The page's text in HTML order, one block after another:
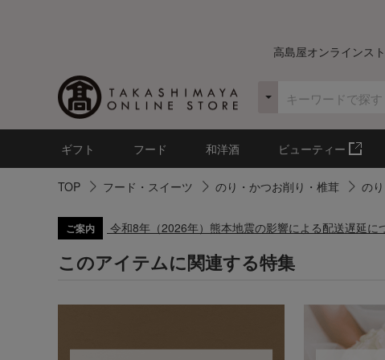
高島屋オンラインス
ギフト フード 和洋酒 ビューティー
TOP フード・スイーツ のり・かつお削り・椎茸 のり
ご案内 令和8年（2026年）熊本地震の影響による配送遅延に
このアイテムに関連する特集